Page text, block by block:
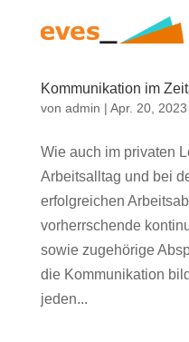
Kommunikation im
von admin | Apr. 20, 2023
Wie auch im privaten
Arbeitsalltag und bei
erfolgreichen
vorherrschende
sowie zugehörige
die Kommunikation
jeden...